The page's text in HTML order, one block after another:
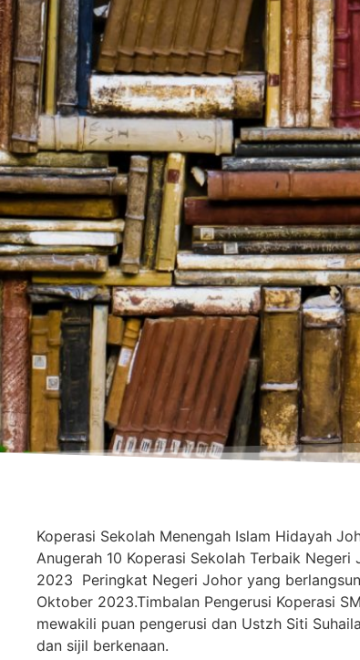
Koperasi Sekolah Menengah Islam Hidayah
Anugerah 10 Koperasi Sekolah Terbaik Negeri
2023 Peringkat Negeri Johor yang
Oktober 2023.Timbalan Pengerusi Koperasi
mewakili puan pengerusi dan Ustzh Siti
dan sijil berkenaan.